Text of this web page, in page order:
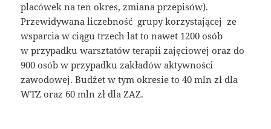
placówek na ten okres, zmiana przepisów).
Przewidywana liczebność grupy korzystającej ze
wsparcia w ciągu trzech lat to nawet 1200 osób
w przypadku warsztatów terapii zajęciowej oraz do
900 osób w przypadku zakładów aktywności
zawodowej. Budżet w tym okresie to 40 mln zł dla
WTZ oraz 60 mln zł dla ZAZ.